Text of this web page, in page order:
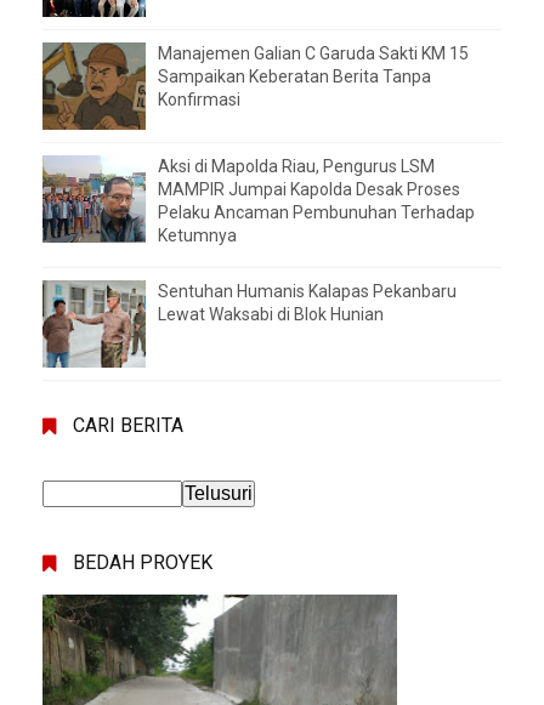
Manajemen Galian C Garuda Sakti KM 15
Sampaikan Keberatan Berita Tanpa
Konfirmasi
Aksi di Mapolda Riau, Pengurus LSM
MAMPIR Jumpai Kapolda Desak Proses
Pelaku Ancaman Pembunuhan Terhadap
Ketumnya
Sentuhan Humanis Kalapas Pekanbaru
Lewat Waksabi di Blok Hunian
CARI BERITA
BEDAH PROYEK